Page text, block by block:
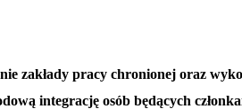
zakłady pracy chronionej oraz
integrację osób będących